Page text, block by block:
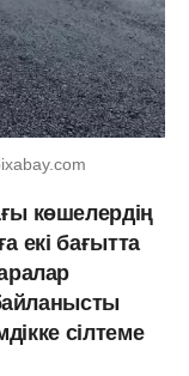
көшелердің
екі бағытта
сілтеме